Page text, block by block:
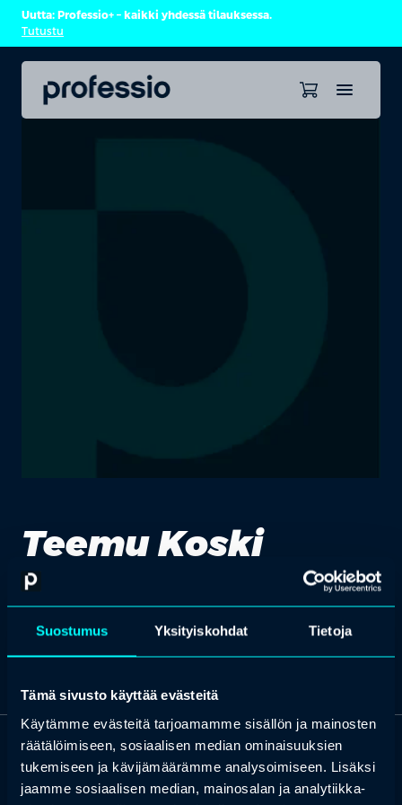
Suostumus Yksityiskohdat Tietoja
Tämä sivusto käyttää evästeitä
Käytämme evästeitä tarjoamamme sisällön ja mainosten
räätälöimiseen, sosiaalisen median ominaisuuksien
tukemiseen ja kävijämäärämme analysoimiseen. Lisäksi
jaamme sosiaalisen median, mainosalan ja analytiikka-
Uutta: Professio+ – kaikki yhdessä tilauksessa.
Tutustu
Teemu Koski
Head of Embedded Software, Vaisala
OTA YHTEYTTÄ
Keilaranta 1 A, 02150 Espoo